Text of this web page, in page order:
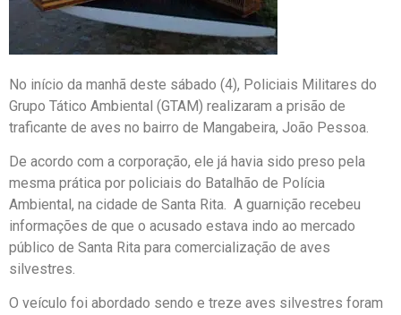
No início da manhã deste sábado (4), Policiais Militares do
Grupo Tático Ambiental (GTAM) realizaram a prisão de
traficante de aves no bairro de Mangabeira, João Pessoa.
De acordo com a corporação, ele já havia sido preso pela
mesma prática por policiais do Batalhão de Polícia
Ambiental, na cidade de Santa Rita. A guarnição recebeu
informações de que o acusado estava indo ao mercado
público de Santa Rita para comercialização de aves
silvestres.
O veículo foi abordado sendo e treze aves silvestres foram